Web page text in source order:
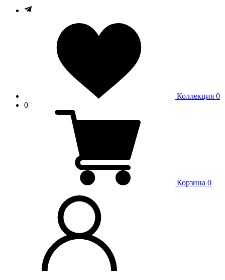
Коллекция 0
0
Корзина 0